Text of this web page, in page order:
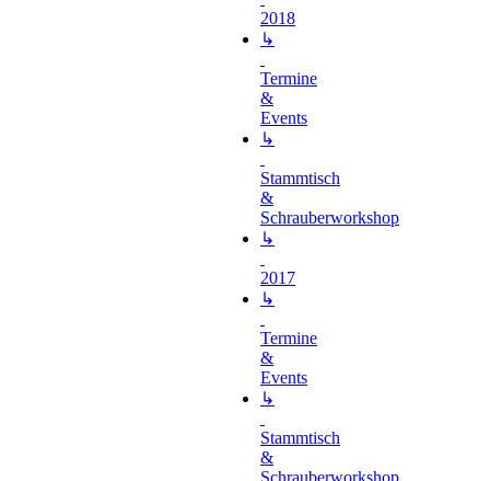
2018
↳
Termine
&
Events
↳
Stammtisch
&
Schrauberworkshop
↳
2017
↳
Termine
&
Events
↳
Stammtisch
&
Schrauberworkshop